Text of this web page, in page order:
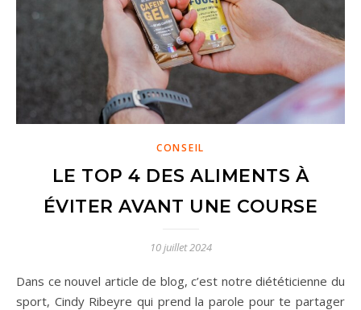
CONSEIL
LE TOP 4 DES ALIMENTS À
ÉVITER AVANT UNE COURSE
10 juillet 2024
Dans ce nouvel article de blog, c’est notre diététicienne du
sport, Cindy Ribeyre qui prend la parole pour te partager